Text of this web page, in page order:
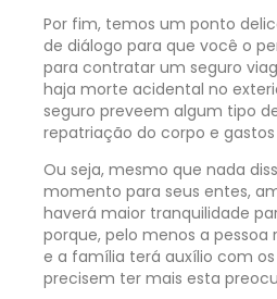
Por fim, temos um ponto
de diálogo para que você o
para contratar um seguro
haja morte acidental no
seguro preveem algum tipo
repatriação do corpo e
Ou seja, mesmo que nada
momento para seus entes,
haverá maior tranquilidade
porque, pelo menos a pessoa
e a família terá auxílio com
precisem ter mais esta